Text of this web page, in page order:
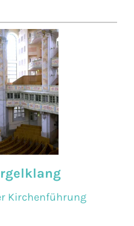
Kirchenführung